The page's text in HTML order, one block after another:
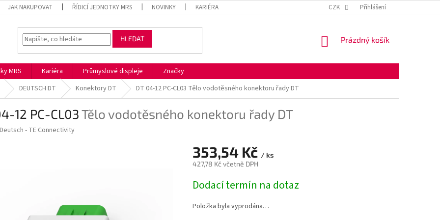
JAK NAKUPOVAT ŘÍDICÍ JEDNOTKY MRS NOVINKY KARIÉRA OBCHODNÍ PODMÍNKY
CZK Přihlášení
HLEDAT
NÁKUPNÍ
Prázdný košík
MRS Kariéra Průmyslové displeje
Značky
DEUTSCH DT Konektory DT DT 04-12 PC-CL03 Tělo vodotěsného konektoru řady DT
12 PC-CL03Tělo vodotěsného konektoru řady DT
Deutsch - TE Connectivity
353,54 Kč / ks
427,78 Kč včetně DPH
cena:
Dodací termín na dotaz
Položka byla vyprodána…